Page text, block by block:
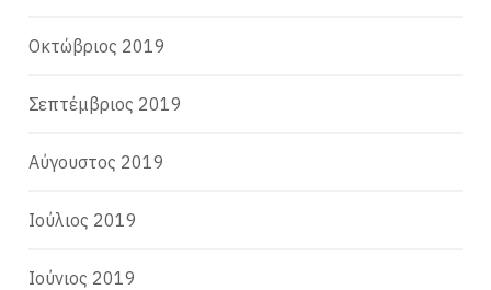
Οκτώβριος 2019
Σεπτέμβριος 2019
Αύγουστος 2019
Ιούλιος 2019
Ιούνιος 2019